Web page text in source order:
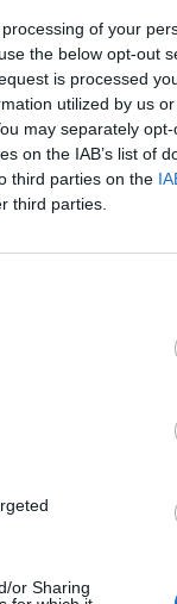
of your
the below opt-out
is processed
utilized by us
may separately
on the IAB’s list of
third parties on the
third parties.
or Sharing
τα δίκτυα θα
δικτύου,